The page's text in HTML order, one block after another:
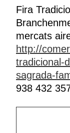
Fira
mercats
http://
tradicional-
sagrada-
938 432